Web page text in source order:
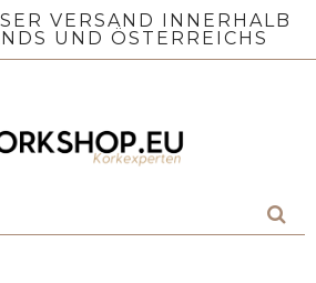
VERSAND INNERHALB
UND ÖSTERREICHS